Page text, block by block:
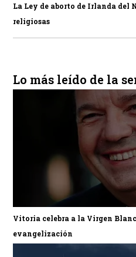
La Ley de aborto de Irlanda
religiosas
Lo más leído de la
Vitoria celebra a la Virgen
evangelización